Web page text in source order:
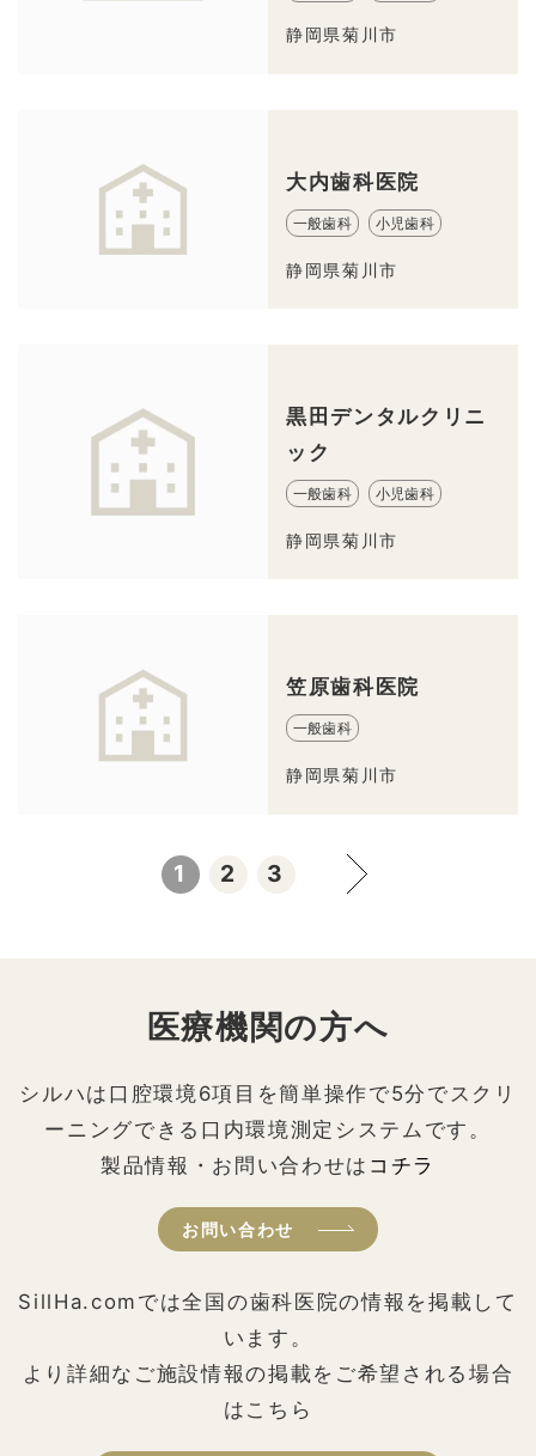
静岡県菊川市
大内歯科医院
一般歯科 小児歯科
静岡県菊川市
黒田デンタルクリニ
ック
一般歯科 小児歯科
静岡県菊川市
笠原歯科医院
一般歯科
静岡県菊川市
1 2 3
医療機関の方へ
シルハは口腔環境6項目を簡単操作で5分でスクリ
ーニングできる口内環境測定システムです。
製品情報・お問い合わせは コチラ
お問い合わせ
SillHa.comでは全国の歯科医院の情報を掲載して
います。
より詳細なご施設情報の掲載をご希望される場合
はこちら